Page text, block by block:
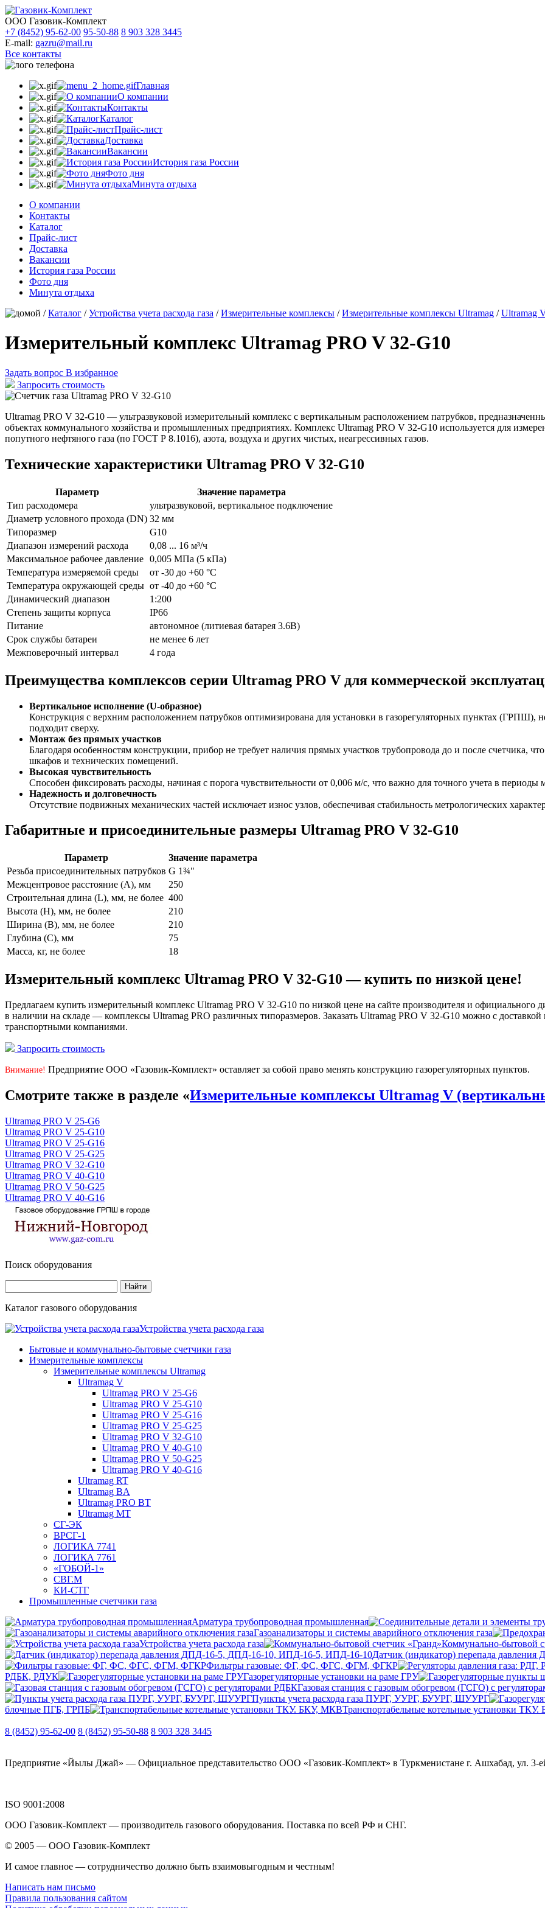
ООО Газовик-Комплект
+7 (8452) 95-62-00 95-50-88 8 903 328 3445
E-mail: gazru@mail.ru
Все контакты
Главная
О компании
Контакты
Каталог
Прайс-лист
Доставка
Вакансии
История газа России
Фото дня
Минута отдыха
О компании
Контакты
Каталог
Прайс-лист
Доставка
Вакансии
История газа России
Фото дня
Минута отдыха
/Каталог /Устройства учета расхода газа /Измерительные комплексы /Измерительные комплексы Ultramag /Ultramag
Измерительный комплекс Ultramag PRO V 32-G10
Задать вопрос В избранное
Запросить стоимость
Ultramag PRO V 32-G10 — ультразвуковой измерительный комплекс с вертикальным расположением патрубков,
объектах коммунального хозяйства и промышленных предприятиях. Комплекс Ultramag PRO V 32-G10 используется для
попутного нефтяного газа (по ГОСТ Р 8.1016), азота, воздуха и других чистых, неагрессивных газов.
Технические характеристики Ultramag PRO V 32-G10
Параметр
Значение параметра
Тип расходомера
ультразвуковой, вертикальное подключение
Диаметр условного прохода (DN) 32 мм
Типоразмер
G10
Диапазон измерений расхода
0,08 ... 16 м³/ч
Максимальное рабочее давление 0,005 МПа (5 кПа)
Температура измеряемой среды
от -30 до +60 °С
Температура окружающей среды от -40 до +60 °С
Динамический диапазон
1:200
Степень защиты корпуса
IP66
Питание
автономное (литиевая батарея 3.6В)
Срок службы батареи
не менее 6 лет
Межповерочный интервал
4 года
Преимущества комплексов серии Ultramag PRO V для коммерческой
Вертикальное исполнение (U-образное)
Конструкция с верхним расположением патрубков оптимизирована для установки в газорегуляторных пунктах (ГРПШ),
подходит сверху.
Монтаж без прямых участков
Благодаря особенностям конструкции, прибор не требует наличия прямых участков трубопровода до и после счетчика,
шкафов и технических помещений.
Высокая чувствительность
Способен фиксировать расходы, начиная с порога чувствительности от 0,006 м/с, что важно для точного учета в
Надежность и долговечность
Отсутствие подвижных механических частей исключает износ узлов, обеспечивая стабильность метрологических
Габаритные и присоединительные размеры Ultramag PRO V 32-G10
Параметр
Значение параметра
Резьба присоединительных патрубков G 1¾"
Межцентровое расстояние (A), мм
250
Строительная длина (L), мм, не более 400
Высота (H), мм, не более
210
Ширина (B), мм, не более
210
Глубина (C), мм
75
Масса, кг, не более
18
Измерительный комплекс Ultramag PRO V 32-G10 — купить по низкой цене!
Предлагаем купить измерительный комплекс Ultramag PRO V 32-G10 по низкой цене на сайте производителя и официального
в наличии на складе — комплексы Ultramag PRO различных типоразмеров. Заказать Ultramag PRO V 32-G10 можно с
транспортными компаниями.
Запросить стоимость
Внимание! Предприятие ООО «Газовик-Комплект» оставляет за собой право менять конструкцию газорегуляторных пунктов.
Смотрите также в разделе «Измерительные комплексы Ultramag V
Ultramag PRO V 25-G6
Ultramag PRO V 25-G10
Ultramag PRO V 25-G16
Ultramag PRO V 25-G25
Ultramag PRO V 32-G10
Ultramag PRO V 40-G10
Ultramag PRO V 50-G25
Ultramag PRO V 40-G16
Поиск оборудования
Каталог газового оборудования
Устройства учета расхода газа
Бытовые и коммунально-бытовые счетчики газа
Измерительные комплексы
Измерительные комплексы Ultramag
Ultramag V
Ultramag PRO V 25-G6
Ultramag PRO V 25-G10
Ultramag PRO V 25-G16
Ultramag PRO V 25-G25
Ultramag PRO V 32-G10
Ultramag PRO V 40-G10
Ultramag PRO V 50-G25
Ultramag PRO V 40-G16
Ultramag RT
Ultramag BA
Ultramag PRO BT
Ultramag MT
СГ-ЭК
ВРСГ-1
ЛОГИКА 7741
ЛОГИКА 7761
«ГОБОЙ-1»
СВГ.М
КИ-СТГ
Промышленные счетчики газа
Арматура трубопроводная промышленная
Газоанализаторы и системы аварийного отключения газа
Устройства учета расхода газа
Коммунально-бытовой
Датчик (индикатор) перепада
Фильтры газовые: ФГ, ФС, ФГС, ФГМ, ФГКР
РДБК, РДУК
Газорегуляторные установки на раме ГРУ
Газовая станция с газовым обогревом (ГСГО) с
Пункты учета расхода газа ПУРГ, УУРГ, БУУРГ, ШУУРГ
блочные ПГБ, ГРПБ
Транспортабельные котельные установки
8 (8452) 95-62-00 8 (8452) 95-50-88 8 903 328 3445
Предприятие «Йылы Джай» — Официальное представительство ООО «Газовик-Комплект» в Туркменистане г. Ашхабад, ул. 3-
ISO 9001:2008
ООО Газовик-Комплект — производитель газового оборудования. Поставка по всей РФ и СНГ.
© 2005 — ООО Газовик-Комплект
И самое главное — сотрудничество должно быть взаимовыгодным и честным!
Написать нам письмо
Правила пользования сайтом